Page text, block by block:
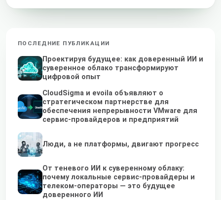
ПОСЛЕДНИЕ ПУБЛИКАЦИИ
Проектируя будущее: как доверенный ИИ и
суверенное облако трансформируют
цифровой опыт
CloudSigma и evoila объявляют о
стратегическом партнерстве для
обеспечения непрерывности VMware для
сервис-провайдеров и предприятий
Люди, а не платформы, двигают прогресс
От теневого ИИ к суверенному облаку:
почему локальные сервис-провайдеры и
телеком-операторы — это будущее
доверенного ИИ